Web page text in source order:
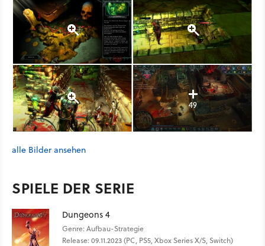
49
alle Bilder ansehen
SPIELE DER SERIE
Dungeons 4
Genre: Aufbau-Strategie
Release: 09.11.2023 (PC, PS5, Xbox Series X/S, Switch)